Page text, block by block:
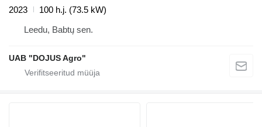
2023
100 h.j. (73.5 kW)
Leedu, Babtų sen.
UAB "DOJUS Agro"